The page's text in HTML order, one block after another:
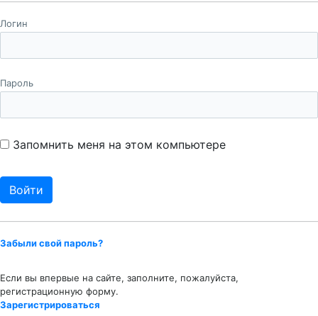
Логин
Пароль
Запомнить меня на этом компьютере
Забыли свой пароль?
Если вы впервые на сайте, заполните, пожалуйста,
регистрационную форму.
Зарегистрироваться